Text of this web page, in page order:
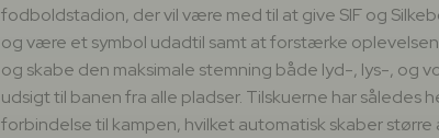
fodboldstadion, der vil være med til at give SIF og
og være et symbol udadtil samt at forstærke
og skabe den maksimale stemning både lyd-, lys-, og
udsigt til banen fra alle pladser. Tilskuerne har således
forbindelse til kampen, hvilket automatisk skaber